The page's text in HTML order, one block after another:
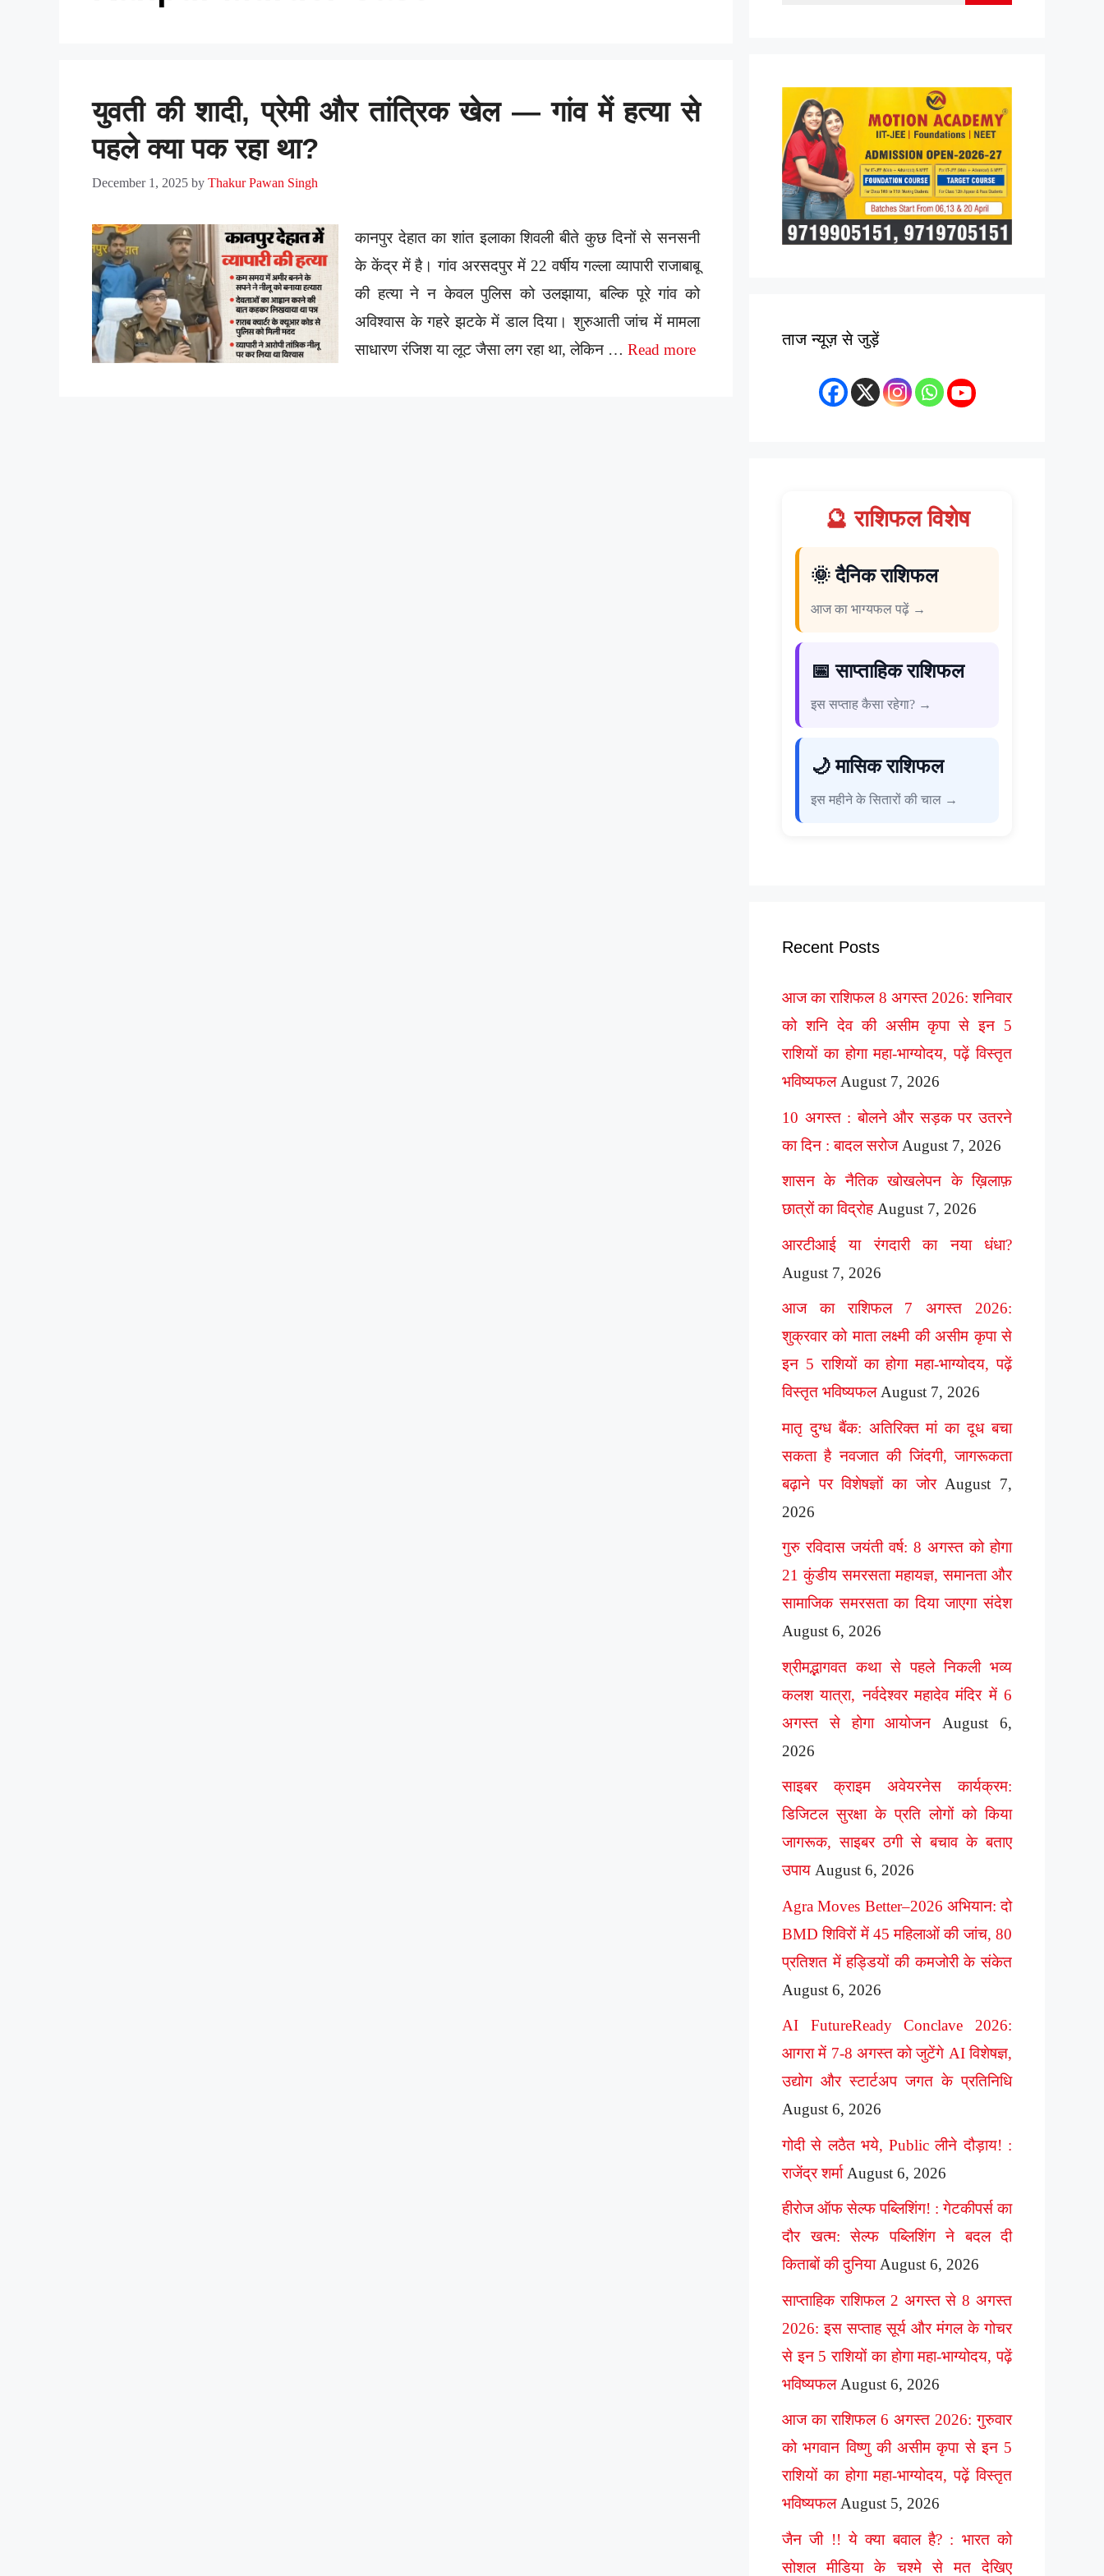
युवती की शादी, प्रेमी और तांत्रिक खेल — गांव में हत्या से
पहले क्या पक रहा था?
December 1, 2025 by Thakur Pawan Singh
कानपुर देहात का शांत इलाका शिवली बीते कुछ दिनों से सनसनी
के केंद्र में है। गांव अरसदपुर में 22 वर्षीय गल्ला व्यापारी राजाबाबू
की हत्या ने न केवल पुलिस को उलझाया, बल्कि पूरे गांव को
अविश्वास के गहरे झटके में डाल दिया। शुरुआती जांच में मामला
साधारण रंजिश या लूट जैसा लग रहा था, लेकिन … Read more
ताज न्यूज़ से जुड़ें
🔮 राशिफल विशेष
🌞 दैनिक राशिफल
आज का भाग्यफल पढ़ें →
📅 साप्ताहिक राशिफल
इस सप्ताह कैसा रहेगा? →
🌙 मासिक राशिफल
इस महीने के सितारों की चाल →
Recent Posts
आज का राशिफल 8 अगस्त 2026: शनिवार
को शनि देव की असीम कृपा से इन 5
राशियों का होगा महा-भाग्योदय, पढ़ें विस्तृत
भविष्यफल August 7, 2026
10 अगस्त : बोलने और सड़क पर उतरने
का दिन : बादल सरोज August 7, 2026
शासन के नैतिक खोखलेपन के ख़िलाफ़
छात्रों का विद्रोह August 7, 2026
आरटीआई या रंगदारी का नया धंधा?
August 7, 2026
आज का राशिफल 7 अगस्त 2026:
शुक्रवार को माता लक्ष्मी की असीम कृपा से
इन 5 राशियों का होगा महा-भाग्योदय, पढ़ें
विस्तृत भविष्यफल August 7, 2026
मातृ दुग्ध बैंक: अतिरिक्त मां का दूध बचा
सकता है नवजात की जिंदगी, जागरूकता
बढ़ाने पर विशेषज्ञों का जोर August 7,
2026
गुरु रविदास जयंती वर्ष: 8 अगस्त को होगा
21 कुंडीय समरसता महायज्ञ, समानता और
सामाजिक समरसता का दिया जाएगा संदेश
August 6, 2026
श्रीमद्भागवत कथा से पहले निकली भव्य
कलश यात्रा, नर्वदेश्वर महादेव मंदिर में 6
अगस्त से होगा आयोजन
August 6,
2026
साइबर क्राइम अवेयरनेस कार्यक्रम:
डिजिटल सुरक्षा के प्रति लोगों को किया
जागरूक, साइबर ठगी से बचाव के बताए
उपाय August 6, 2026
Agra Moves Better–2026 अभियान: दो
BMD शिविरों में 45 महिलाओं की जांच, 80
प्रतिशत में हड्डियों की कमजोरी के संकेत
August 6, 2026
AI FutureReady Conclave 2026:
आगरा में 7-8 अगस्त को जुटेंगे AI विशेषज्ञ,
उद्योग और स्टार्टअप जगत के प्रतिनिधि
August 6, 2026
गोदी से लठैत भये, Public लीने दौड़ाय! :
राजेंद्र शर्मा August 6, 2026
हीरोज ऑफ सेल्फ पब्लिशिंग! : गेटकीपर्स का
दौर खत्म: सेल्फ पब्लिशिंग ने बदल दी
किताबों की दुनिया August 6, 2026
साप्ताहिक राशिफल 2 अगस्त से 8 अगस्त
2026: इस सप्ताह सूर्य और मंगल के गोचर
से इन 5 राशियों का होगा महा-भाग्योदय, पढ़ें
भविष्यफल August 6, 2026
आज का राशिफल 6 अगस्त 2026: गुरुवार
को भगवान विष्णु की असीम कृपा से इन 5
राशियों का होगा महा-भाग्योदय, पढ़ें विस्तृत
भविष्यफल August 5, 2026
जैन जी !! ये क्या बवाल है? : भारत को
सोशल मीडिया के चश्मे से मत देखिए